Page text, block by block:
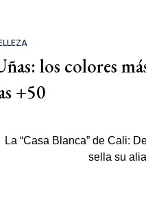
los colores
+50